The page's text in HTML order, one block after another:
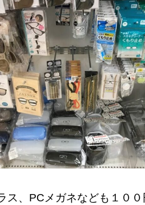
、PCメガネなども１００